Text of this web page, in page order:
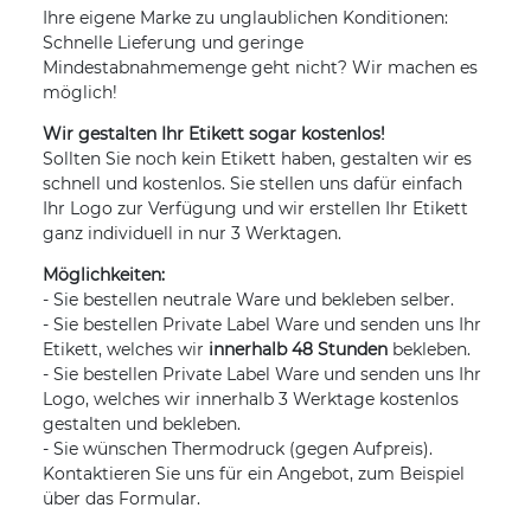
Ihre eigene Marke zu unglaublichen Konditionen:
Schnelle Lieferung und geringe
Mindestabnahmemenge geht nicht? Wir machen es
möglich!
Wir gestalten Ihr Etikett sogar kostenlos!
Sollten Sie noch kein Etikett haben, gestalten wir es
schnell und kostenlos. Sie stellen uns dafür einfach
Ihr Logo zur Verfügung und wir erstellen Ihr Etikett
ganz individuell in nur 3 Werktagen.
Möglichkeiten:
- Sie bestellen neutrale Ware und bekleben selber.
- Sie bestellen Private Label Ware und senden uns Ihr
Etikett, welches wir innerhalb 48 Stunden bekleben.
- Sie bestellen Private Label Ware und senden uns Ihr
Logo, welches wir innerhalb 3 Werktage kostenlos
gestalten und bekleben.
- Sie wünschen Thermodruck (gegen Aufpreis).
Kontaktieren Sie uns für ein Angebot, zum Beispiel
über das Formular.